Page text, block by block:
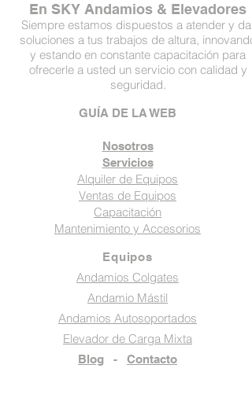
En SKY Andamios & Elevadores
Siempre estamos dispuestos a atender y dar
soluciones a tus trabajos de altura, innovando
y estando en constante capacitación para
ofrecerle a usted un servicio con calidad y
seguridad.
GUÍA DE LA WEB
Nosotros
Servicios
Alquiler de Equipos
Ventas de Equipos
Capacitación
Mantenimiento y Accesorios
Equipos
Andamios Colgates
Andamio Mástil
Andamios Autosoportados
Elevador de Carga Mixta
Blog - Contacto